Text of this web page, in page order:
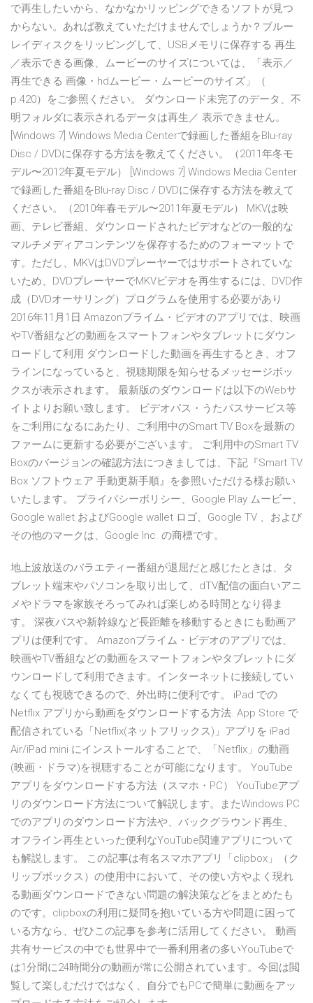
で再生したいから、なかなかリッピングできるソフトが見つ
からない。あれば教えていただけませんでしょうか？ブルー
レイディスクをリッピングして、USBメモリに保存する 再生
／表示できる画像、ムービーのサイズについては、「表示／
再生できる 画像・hdムービー・ムービーのサイズ」（
p.420）をご参照ください。 ダウンロード未完了のデータ、不
明フォルダに表示されるデータは再生／ 表示できません。
[Windows 7] Windows Media Centerで録画した番組をBlu-ray
Disc / DVDに保存する方法を教えてください。（2011年冬モ
デル〜2012年夏モデル） [Windows 7] Windows Media Center
で録画した番組をBlu-ray Disc / DVDに保存する方法を教えて
ください。（2010年春モデル〜2011年夏モデル） MKVは映
画、テレビ番組、ダウンロードされたビデオなどの一般的な
マルチメディアコンテンツを保存するためのフォーマットで
す。ただし、MKVはDVDプレーヤーではサポートされていな
いため、DVDプレーヤーでMKVビデオを再生するには、DVD作
成（DVDオーサリング）プログラムを使用する必要があり
2016年11月1日 Amazonプライム・ビデオのアプリでは、映画
やTV番組などの動画をスマートフォンやタブレットにダウン
ロードして利用 ダウンロードした動画を再生するとき、オフ
ラインになっていると、視聴期限を知らせるメッセージボッ
クスが表示されます。 最新版のダウンロードは以下のWebサ
イトよりお願い致します。 ビデオパス・うたパスサービス等
をご利用になるにあたり、ご利用中のSmart TV Boxを最新の
ファームに更新する必要がございます。 ご利用中のSmart TV
Boxのバージョンの確認方法につきましては、下記『Smart TV
Box ソフトウェア 手動更新手順』を参照いただける様お願い
いたします。 プライバシーポリシー、Google Play ムービー、
Google wallet およびGoogle wallet ロゴ、Google TV 、および
その他のマークは、Google Inc. の商標です。
地上波放送のバラエティー番組が退屈だと感じたときは、タ
ブレット端末やパソコンを取り出して、dTV配信の面白いアニ
メやドラマを家族そろってみれば楽しめる時間となり得ま
す。 深夜バスや新幹線など長距離を移動するときにも動画ア
プリは便利です。 Amazonプライム・ビデオのアプリでは、
映画やTV番組などの動画をスマートフォンやタブレットにダ
ウンロードして利用できます。インターネットに接続してい
なくても視聴できるので、外出時に便利です。 iPad での
Netflix アプリから動画をダウンロードする方法. App Store で
配信されている「Netflix(ネットフリックス)」アプリを iPad
Air/iPad mini にインストールすることで、「Netflix」の動画
(映画・ドラマ)を視聴することが可能になります。 YouTube
アプリをダウンロードする方法（スマホ・PC） YouTubeアプ
リのダウンロード方法について解説します。またWindows PC
でのアプリのダウンロード方法や、バックグラウンド再生、
オフライン再生といった便利なYouTube関連アプリについて
も解説します。 この記事は有名スマホアプリ「clipbox」（ク
リップボックス）の使用中において、その使い方やよく現れ
る動画ダウンロードできない問題の解決策などをまとめたも
のです。clipboxの利用に疑問を抱いている方や問題に困って
いる方なら、ぜひこの記事を参考に活用してください。 動画
共有サービスの中でも世界中で一番利用者の多いYouTubeで
は1分間に24時間分の動画が常に公開されています。今回は閲
覧して楽しむだけではなく、自分でもPCで簡単に動画をアッ